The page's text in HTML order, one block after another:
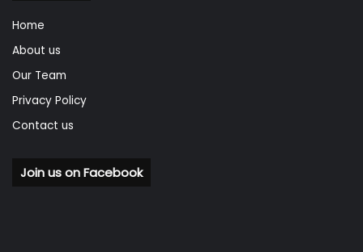
Home
About us
Our Team
Privacy Policy
Contact us
Join us on Facebook